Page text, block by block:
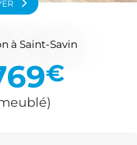
à Saint-Savin
€